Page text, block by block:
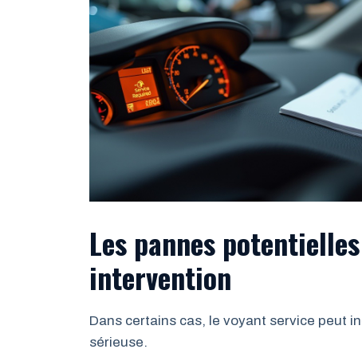
Les pannes
intervention
Dans certains cas, le voyant service peut
sérieuse.